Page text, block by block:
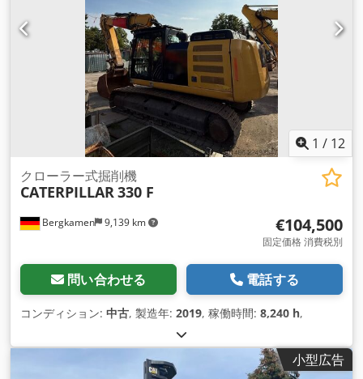
1 / 12
Bergkamen 9,139 km
クローラー式掘削機
CATERPILLAR330 F
€104,500
固定価格 消費税別
問い合わせる 電話する
コンディション: 中古, 製造年: 2019, 稼働時間: 8,240 h,
小型広告